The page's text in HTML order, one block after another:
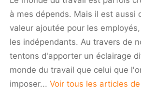
à mes dépends. Mais il est aussi
valeur ajoutée pour les
les indépendants. Au travers de
tentons d'apporter un éclairage
monde du travail que celui que
imposer... Voir tous les articles